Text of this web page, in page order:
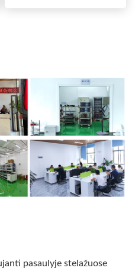
pasaulyje stelažuose